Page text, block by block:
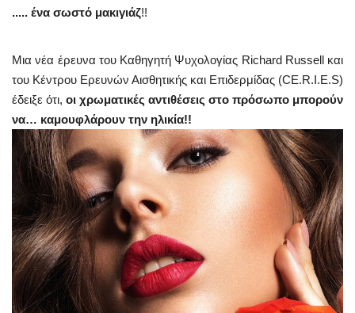
..... ένα σωστό μακιγιάζ!!
Μια νέα έρευνα του Καθηγητή Ψυχολογίας Richard Russell και
του Κέντρου Ερευνών Αισθητικής και Επιδερμίδας (CE.R.I.E.S)
έδειξε ότι, οι χρωματικές αντιθέσεις στο πρόσωπο μπορούν
να… καμουφλάρουν την ηλικία!!